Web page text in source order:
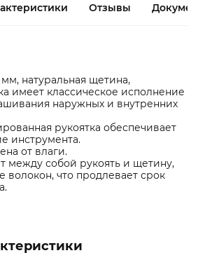
Отзывы
натуральная щетина,
имеет классическое исполнение
наружных и внутренних
рукоятка обеспечивает
инструмента.
от влаги.
между собой рукоять и щетину,
волокон, что продлевает срок